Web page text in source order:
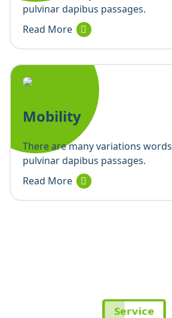
pulvinar dapibus passages.
Read More
Mobility
There are many variations words
pulvinar dapibus passages.
Read More
Service